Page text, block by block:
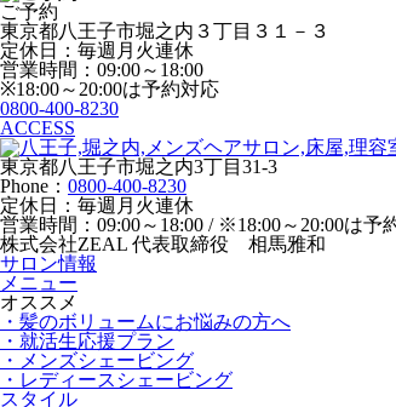
ご予約
東京都八王子市堀之内３丁目３１－３
定休日：毎週月火連休
営業時間：09:00～18:00
※18:00～20:00は予約対応
0800-400-8230
ACCESS
東京都八王子市堀之内3丁目31-3
Phone： 0800-400-8230
定休日：毎週月火連休
営業時間：09:00～18:00 / ※18:00～20:00は予
株式会社ZEAL 代表取締役 相馬雅和
サロン情報
メニュー
オススメ
・髪のボリュームにお悩みの方へ
・就活生応援プラン
・メンズシェービング
・レディースシェービング
スタイル